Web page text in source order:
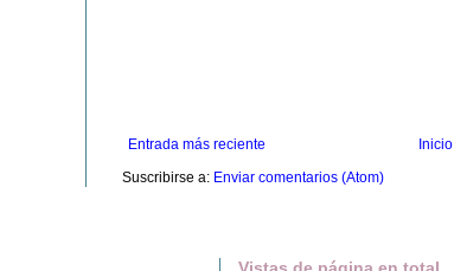
Entrada más reciente
Inicio
Suscribirse a: Enviar comentarios (Atom)